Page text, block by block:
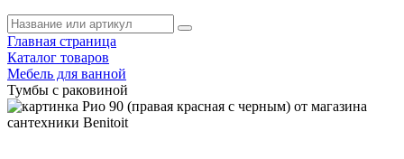
Главная страница
Каталог товаров
Мебель для ванной
Тумбы с раковиной